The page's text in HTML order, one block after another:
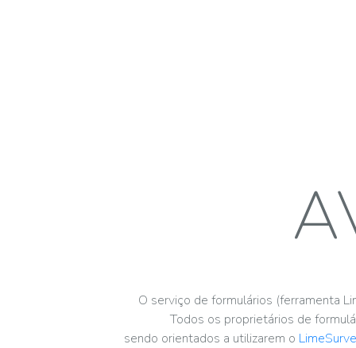
O serviço de formulários (ferramenta
Todos os proprietários de
sendo orientados a utilizarem o